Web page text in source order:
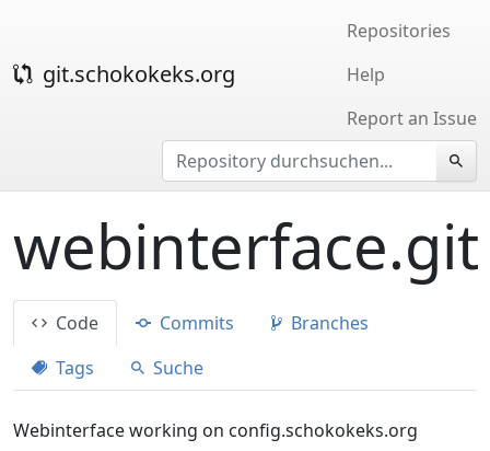
git.schokokeks.org
Repositories
Help
Report an Issue
webinterface.git
Code Commits
Branches
Tags
Suche
Webinterface working on config.schokokeks.org